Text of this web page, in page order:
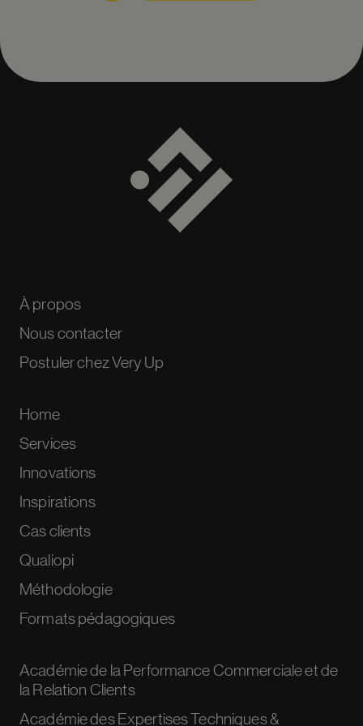
À propos
Nous contacter
Postuler chez Very Up
Home
Services
Innovations
Inspirations
Cas clients
Qualiopi
Méthodologie
Formats pédagogiques
Académie de la Performance Commerciale et de
la Relation Clients
Académie des Expertises Techniques &